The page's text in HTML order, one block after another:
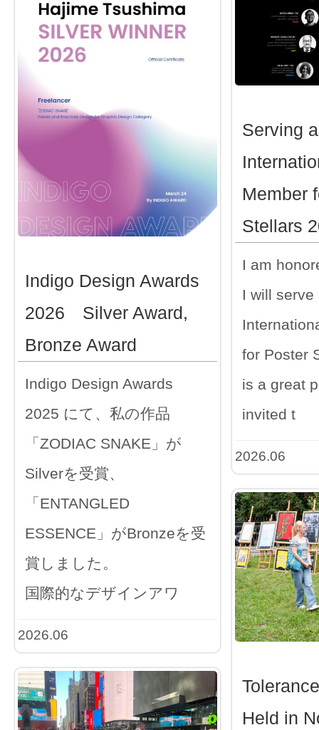
Serving
Member
Stellars
I am
I will serve
for Poster
is a great
invited t
2026.06
Indigo Design Awards
2026 Silver Award,
Bronze Award
Indigo Design Awards
2025 にて、私の作品
「ZODIAC SNAKE」が
Silverを受賞、
「ENTANGLED
ESSENCE」がBronzeを受
賞しました。
国際的なデザインアワ
2026.06
Held in